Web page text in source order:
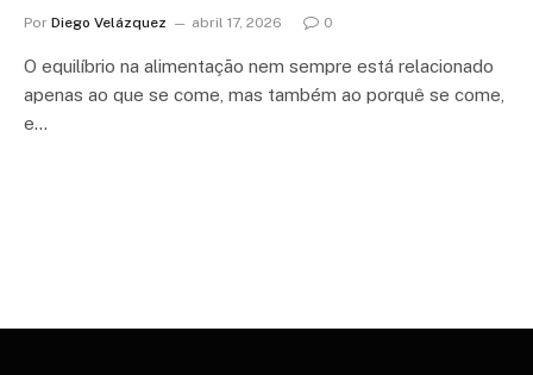
Por Diego Velázquez abril 17, 2026 0
O equilíbrio na alimentação nem sempre está relacionado
apenas ao que se come, mas também ao porquê se come,
e…